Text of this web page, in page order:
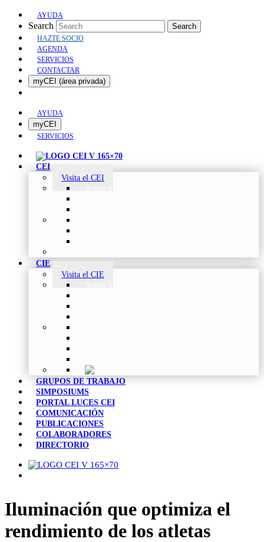
AYUDA
Search Search
HAZTE SOCIO
AGENDA
SERVICIOS
CONTACTAR
myCEI (área privada)
AYUDA
myCEI
SERVICIOS
CEI
Visita el CEI
CIE
Visita el CIE
GRUPOS DE TRABAJO
SIMPOSIUMS
PORTAL LUCES CEI
COMUNICACIÓN
PUBLICACIONES
COLABORADORES
DIRECTORIO
Iluminación que optimiza el
rendimiento de los atletas